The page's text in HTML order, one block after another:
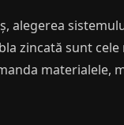
alegerea
zincată sunt
materialele,